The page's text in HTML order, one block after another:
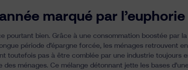
marqué par
pourtant bien. Grâce à une consommation boostée par
période d’épargne forcée, les ménages retrouvent
toutefois pas à être comblée par une industrie toujours
des ménages. Ce mélange détonnant jette les bases